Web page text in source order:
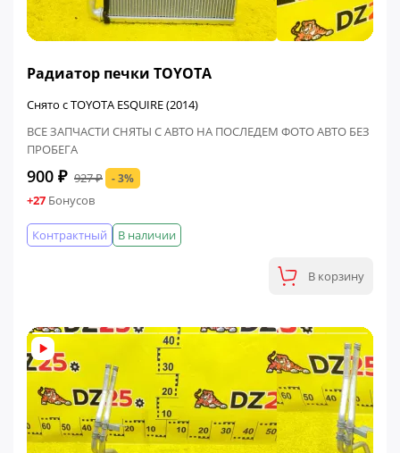
Радиатор печки TOYOTA
Снято с TOYOTA ESQUIRE (2014)
ВСЕ ЗАПЧАСТИ СНЯТЫ С АВТО НА ПОСЛЕДЕМ ФОТО АВТО БЕЗ
ПРОБЕГА
900 ₽ 927 ₽ - 3%
+27 Бонусов
В наличии
Контрактный
В корзину